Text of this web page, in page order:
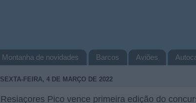
Montanha de novidades Barcos Aviões
SEXTA-FEIRA, 4 DE MARÇO DE 2022
Resiaçores Pico vence primeira edição do